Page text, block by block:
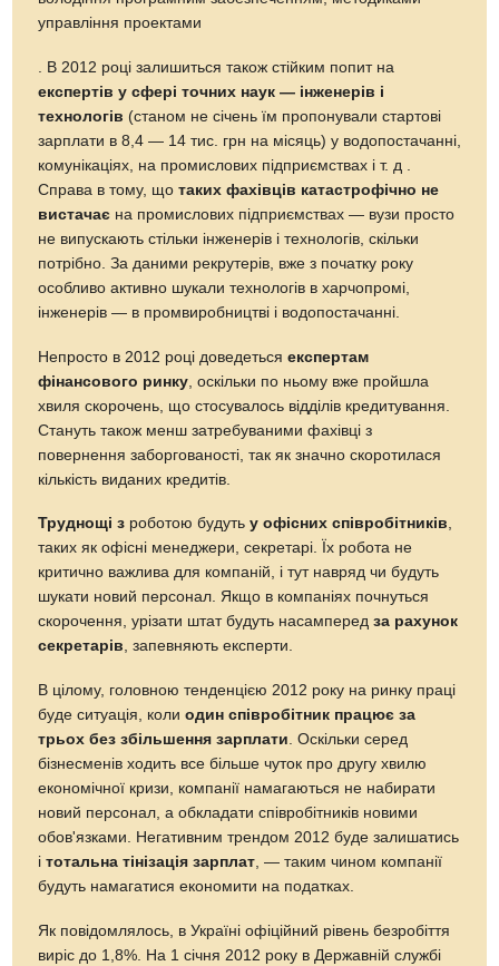
управління проектами
. В 2012 році залишиться також стійким попит на
експертів у сфері точних наук — інженерів і
технологів (станом не січень їм пропонували стартові
зарплати в 8,4 — 14 тис. грн на місяць) у водопостачанні,
комунікаціях, на промислових підприємствах і т. д .
Справа в тому, щотаких фахівців катастрофічно не
вистачає на промислових підприємствах — вузи просто
не випускають стільки інженерів і технологів, скільки
потрібно. За даними рекрутерів, вже з початку року
особливо активно шукали технологів в харчопромі,
інженерів — в промвиробництві і водопостачанні.
Непросто в 2012 році доведетьсяекспертам
фінансового ринку , оскільки по ньому вже пройшла
хвиля скорочень, що стосувалось відділів кредитування.
Стануть також менш затребуваними фахівці з
повернення заборгованості, так як значно скоротилася
кількість виданих кредитів.
Труднощі з роботою будутьу офісних співробітників,
таких як офісні менеджери, секретарі. Їх робота не
критично важлива для компаній, і тут навряд чи будуть
шукати новий персонал. Якщо в компаніях почнуться
скорочення, урізати штат будуть насампередза рахунок
секретарів, запевняють експерти.
В цілому, головною тенденцією 2012 року на ринку праці
буде ситуація, колиодин співробітник працює за
трьох без збільшення зарплати. Оскільки серед
бізнесменів ходить все більше чуток про другу хвилю
економічної кризи, компанії намагаються не набирати
новий персонал, а обкладати співробітників новими
обов'язками. Негативним трендом 2012 буде залишатись
ітотальна тінізація зарплат, — таким чином компанії
будуть намагатися економити на податках.
Як повідомлялось, в Україні офіційний рівень безробіття
виріс до 1,8%. На 1 січня 2012 року в Державній службі